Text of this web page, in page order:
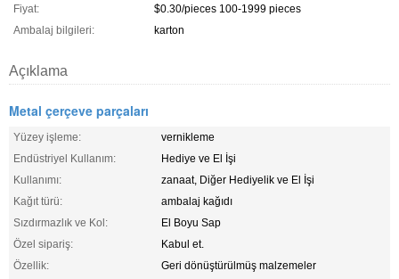
Fiyat:
$0.30/pieces 100-1999 pieces
Ambalaj bilgileri:
karton
Açıklama
Metal çerçeve parçaları
Yüzey işleme:
vernikleme
Endüstriyel Kullanım:
Hediye ve El İşi
Kullanımı:
zanaat, Diğer Hediyelik ve El İşi
Kağıt türü:
ambalaj kağıdı
Sızdırmazlık ve Kol:
El Boyu Sap
Özel sipariş:
Kabul et.
Özellik:
Geri dönüştürülmüş malzemeler